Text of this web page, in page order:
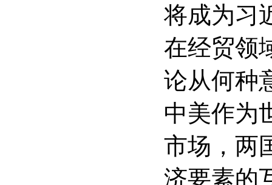
将成为习
在经贸领
论从何种
中美作为
市场，两
济要素的